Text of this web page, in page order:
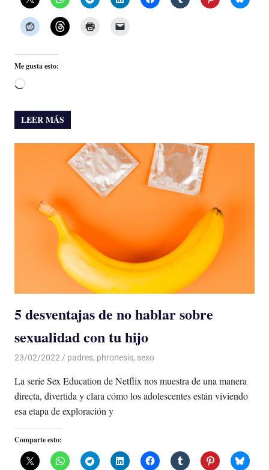
Me gusta esto:
Cargando...
LEER MÁS
5 desventajas de no hablar sobre
sexualidad con tu hijo
23/02/2022 De todo un Poco
padres, phronesis, sexo
La serie Sex Education de Netflix nos muestra de una manera
directa, divertida y clara cómo los adolescentes están viviendo
esa etapa de exploración y
Comparte esto: